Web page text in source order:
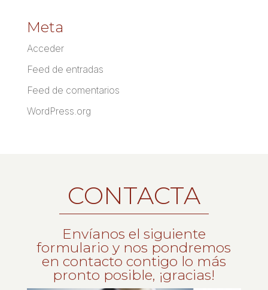
Meta
Acceder
Feed de entradas
Feed de comentarios
WordPress.org
CONTACTA
Envíanos el siguiente
formulario y nos pondremos
en contacto contigo lo más
pronto posible, ¡gracias!